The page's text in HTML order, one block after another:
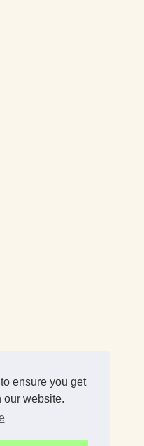
ensure you get
our website.